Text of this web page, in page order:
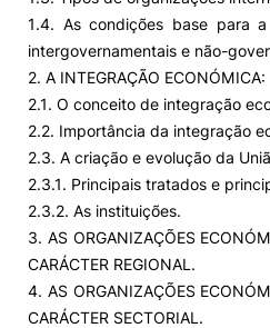
1.4. As condições base para
intergovernamentais e não-
2. A INTEGRAÇÃO ECONÓMICA:
2.1. O conceito de integração
2.2. Importância da integração
2.3. A criação e evolução da
2.3.1. Principais tratados e
2.3.2. As instituições.
3. AS ORGANIZAÇÕES
CARÁCTER REGIONAL.
4. AS ORGANIZAÇÕES
CARÁCTER SECTORIAL.